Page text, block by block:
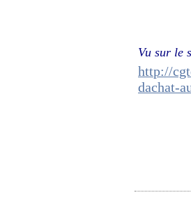
Vu sur le
http://
dachat-